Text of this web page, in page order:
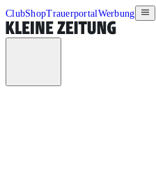
ClubShopTrauerportalWerbung